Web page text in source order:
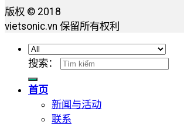
版权 © 2018
vietsonic.vn 保留所有权利
搜索：
首页
新闻与活动
联系